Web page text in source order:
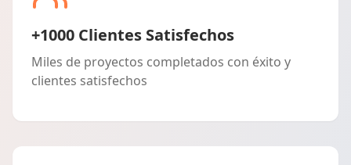
+1000 Clientes Satisfechos
Miles de proyectos completados con éxito y
clientes satisfechos